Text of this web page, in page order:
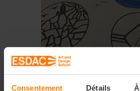
Consentement Détails